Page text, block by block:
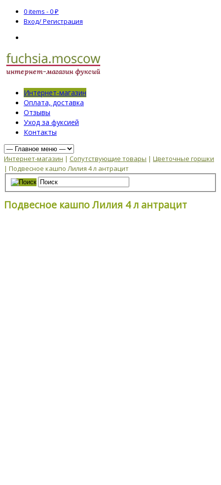
0 items -0₽
Вход/ Регистрация
Интернет-магазин
Оплата, доставка
Отзывы
Уход за фуксией
Контакты
Интернет-магазин | Сопутствующие товары | Цветочные горшки
| Подвесное кашпо Лилия 4 л антрацит
Подвесное кашпо Лилия 4 л антрацит